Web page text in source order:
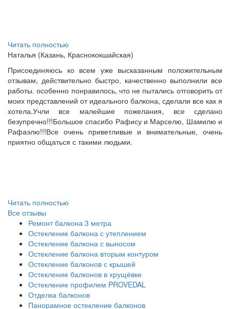
Читать полностью
Наталья (Казань, Краснококшайская)
Присоединяюсь ко всем уже высказанным положительным
отзывам, действительно быстро, качественно выполнили все
работы. особенно понравилось, что не пытались отговорить от
моих представлений от идеального балкона, сделали все как я
хотела.Учли все малейшие пожелания, все сделано
безупречно!!!Большое спасибо Рафису и Марселю, Шамилю и
Рафаэлю!!!Все очень приветливые и внимательные, очень
приятно общаться с такими людьми.
Читать полностью
Все отзывы
Ремонт балкона 3 метра
Остекление балкона с утеплением
Остекление балкона с выносом
Остекление балкона вторым контуром
Остекление балконов с крышей
Остекление балконов в хрущёвке
Остекление профилем PROVEDAL
Отделка балконов
Панорамное остекление балконов